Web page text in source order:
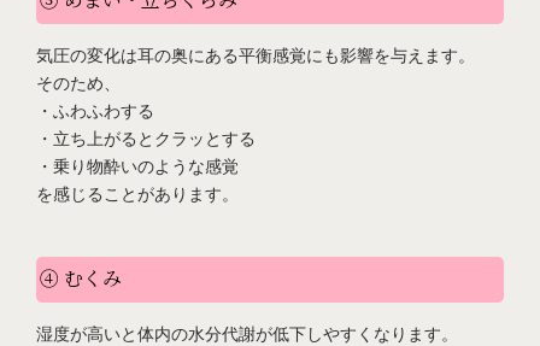
気圧の変化は耳の奥にある平衡感覚にも影響を与えます。
そのため、
・ふわふわする
・立ち上がるとクラッとする
・乗り物酔いのような感覚
を感じることがあります。
④ むくみ
湿度が高いと体内の水分代謝が低下しやすくなります。